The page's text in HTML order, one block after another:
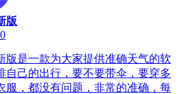
版
版是一款为大家提供准确天气的软
自己的出行，要不要带伞，要穿多
服，都没有问题，非常的准确，每